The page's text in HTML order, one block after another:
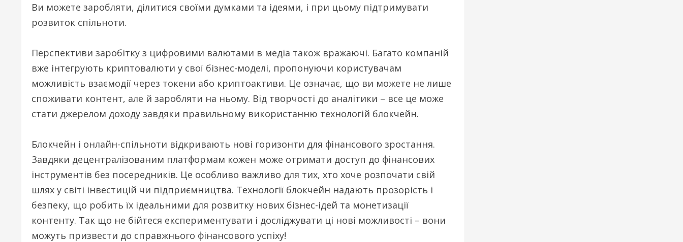
Ви можете заробляти, ділитися своїми думками та ідеями, і при цьому підтримувати
розвиток спільноти.
Перспективи заробітку з цифровими валютами в медіа також вражаючі. Багато компаній
вже інтегрують криптовалюти у свої бізнес-моделі, пропонуючи користувачам
можливість взаємодії через токени або криптоактиви. Це означає, що ви можете не лише
споживати контент, але й заробляти на ньому. Від творчості до аналітики – все це може
стати джерелом доходу завдяки правильному використанню технологій блокчейн.
Блокчейн і онлайн-спільноти відкривають нові горизонти для фінансового зростання.
Завдяки децентралізованим платформам кожен може отримати доступ до фінансових
інструментів без посередників. Це особливо важливо для тих, хто хоче розпочати свій
шлях у світі інвестицій чи підприємництва. Технології блокчейн надають прозорість і
безпеку, що робить їх ідеальними для розвитку нових бізнес-ідей та монетизації
контенту. Так що не бійтеся експериментувати і досліджувати ці нові можливості – вони
можуть призвести до справжнього фінансового успіху!